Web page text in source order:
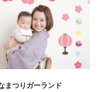
まつりガーランド